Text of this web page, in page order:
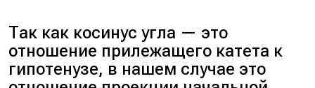
Так как косинус угла — это
отношение прилежащего катета к
гипотенузе, в нашем случае это